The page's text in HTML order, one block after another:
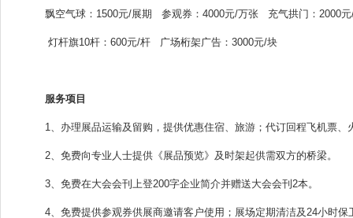
飘空气球：1500元/展期 参观券：4000元/万张 充气拱门：2000
灯杆旗10杆：600元/杆 广场桁架广告：3000元/块
服务项目
1、办理展品运输及留购，提供优惠住宿、旅游；代订回程飞机票、
2、免费向专业人士提供《展品预览》及时架起供需双方的桥梁。
3、免费在大会会刊上登200字企业简介并赠送大会会刊2本。
4、免费提供参观券供展商邀请客户使用；展场定期清洁及24小时保